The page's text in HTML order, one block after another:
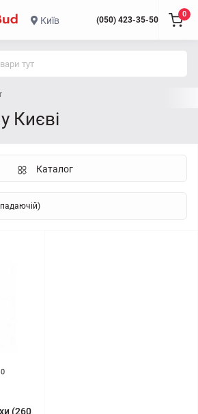
Київ (050) 423-35-50
0
Києві
Каталог
0
(260